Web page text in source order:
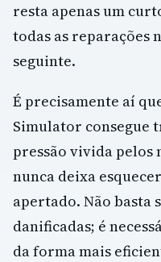
resta apenas um
todas as reparações
seguinte.
É precisamente aí
Simulator consegue
pressão vivida pelos
nunca deixa
apertado. Não basta
danificadas; é
da forma mais